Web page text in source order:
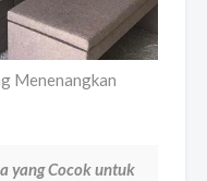
Menenangkan
yang Cocok untuk